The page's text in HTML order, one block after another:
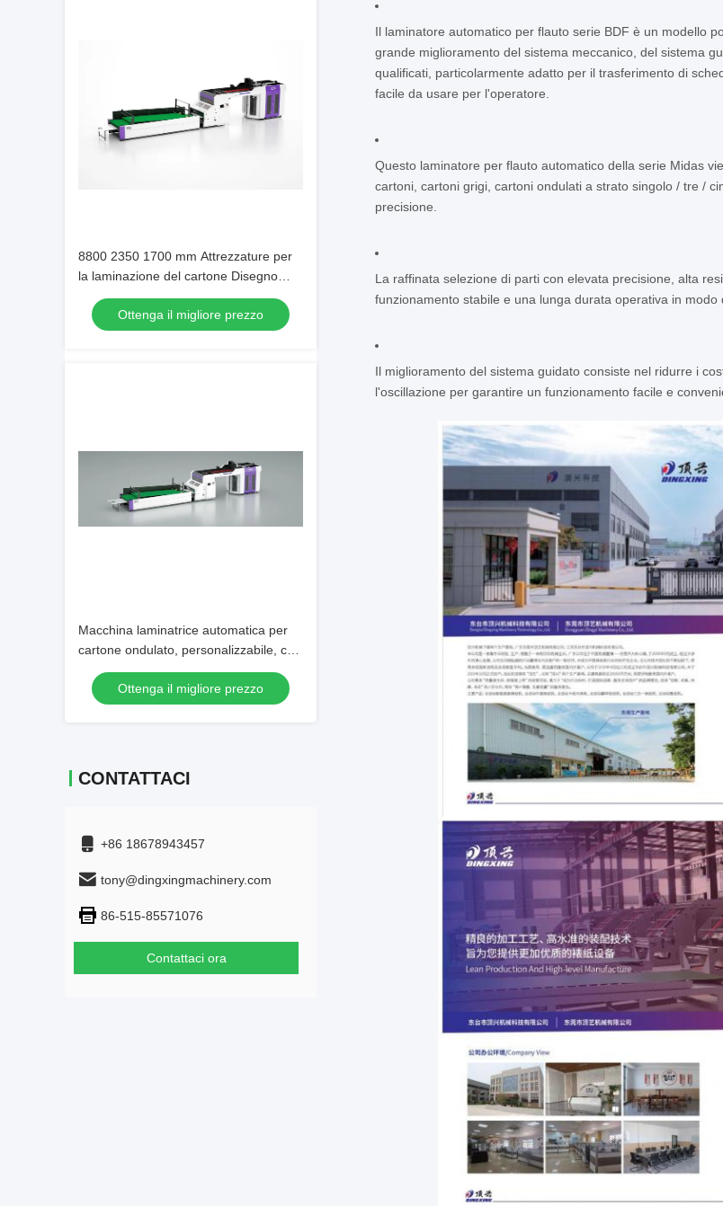
8800 2350 1700 mm Attrezzature per
la laminazione del cartone Disegno
personalizzabile che offre prestazioni di
laminazione e facile manutenzione
Ottenga il migliore prezzo
Macchina laminatrice automatica per
cartone ondulato, personalizzabile, con
sistema remoto opzionale, perfetta per
processi di imballaggio automatizzati
Ottenga il migliore prezzo
CONTATTACI
+86 18678943457
tony@dingxingmachinery.com
86-515-85571076
Contattaci ora
Il laminatore automatico per flauto serie BDF è un modello
grande miglioramento del sistema meccanico, del sistema
qualificati, particolarmente adatto per il trasferimento di
facile da usare per l'operatore.
Questo laminatore per flauto automatico della serie Midas
cartoni, cartoni grigi, cartoni ondulati a strato singolo / tre /
precisione.
La raffinata selezione di parti con elevata precisione, alta
funzionamento stabile e una lunga durata operativa in
Il miglioramento del sistema guidato consiste nel ridurre i
l'oscillazione per garantire un funzionamento facile e